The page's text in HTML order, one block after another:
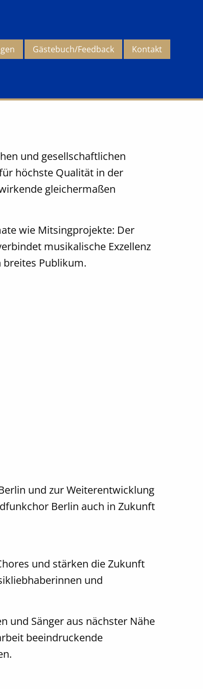
Gästebuch/Feedback Kontakt
und gesellschaftlichen
höchste Qualität in der
gleichermaßen
wie Mitsingprojekte: Der
musikalische Exzellenz
Publikum.
und zur Weiterentwicklung
Berlin auch in Zukunft
und stärken die Zukunft
und
und Sänger aus nächster Nähe
beeindruckende